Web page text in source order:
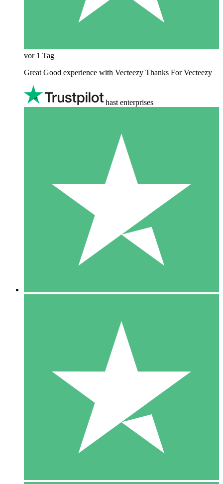
vor 1 Tag
Great Good experience with Vecteezy Thanks For Vecteezy
hast enterprises